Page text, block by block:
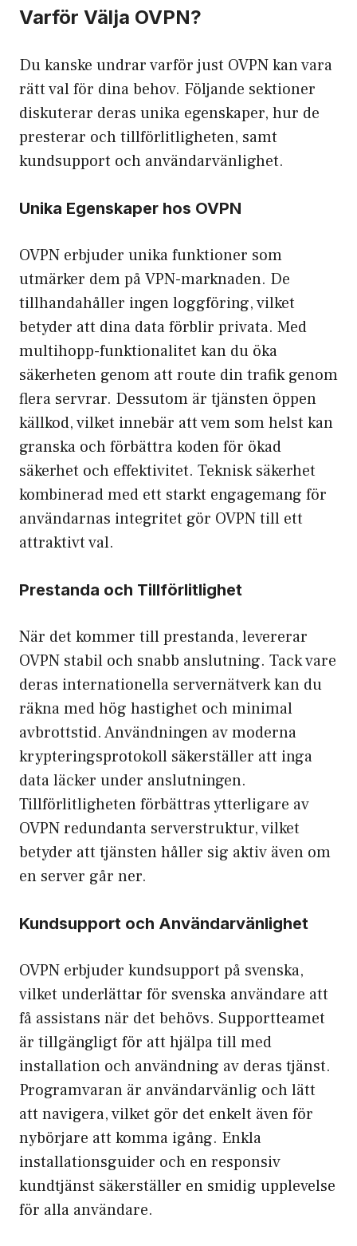
Varför Välja OVPN?
Du kanske undrar varför just OVPN kan vara
rätt val för dina behov. Följande sektioner
diskuterar deras unika egenskaper, hur de
presterar och tillförlitligheten, samt
kundsupport och användarvänlighet.
Unika Egenskaper hos OVPN
OVPN erbjuder unika funktioner som
utmärker dem på VPN-marknaden. De
tillhandahåller ingen loggföring, vilket
betyder att dina data förblir privata. Med
multihopp-funktionalitet kan du öka
säkerheten genom att route din trafik genom
flera servrar. Dessutom är tjänsten öppen
källkod, vilket innebär att vem som helst kan
granska och förbättra koden för ökad
säkerhet och effektivitet. Teknisk säkerhet
kombinerad med ett starkt engagemang för
användarnas integritet gör OVPN till ett
attraktivt val.
Prestanda och Tillförlitlighet
När det kommer till prestanda, levererar
OVPN stabil och snabb anslutning. Tack vare
deras internationella servernätverk kan du
räkna med hög hastighet och minimal
avbrottstid. Användningen av moderna
krypteringsprotokoll säkerställer att inga
data läcker under anslutningen.
Tillförlitligheten förbättras ytterligare av
OVPNredundanta serverstruktur, vilket
betyder att tjänsten håller sig aktiv även om
en server går ner.
Kundsupport och Användarvänlighet
OVPN erbjuder kundsupport på svenska,
vilket underlättar för svenska användare att
få assistans när det behövs. Supportteamet
är tillgängligt för att hjälpa till med
installation och användning av deras tjänst.
Programvaran är användarvänlig och lätt
att navigera, vilket gör det enkelt även för
nybörjare att komma igång. Enkla
installationsguider och en responsiv
kundtjänst säkerställer en smidig upplevelse
för alla användare.